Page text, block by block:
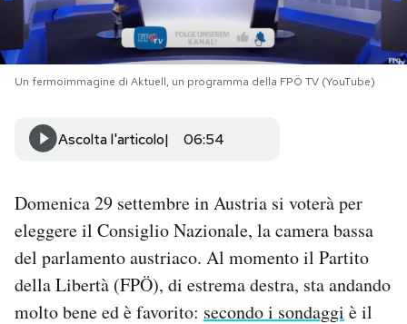
I MIEI PREFERITI
SHOP
CALENDARIO
AREA PERSONALE
Area Personale
Newsletter
Notifiche mobile
Regala il Post
Un fermoimmagine di Aktuell, un programma della FPÖ TV (YouTube)
Ascolta l'articolo 06:54
Domenica 29 settembre in Austria si voterà per
eleggere il Consiglio Nazionale, la camera bassa
del parlamento austriaco. Al momento il Partito
della Libertà (FPÖ), di estrema destra, sta andando
molto bene ed è favorito: secondo i sondaggi è il